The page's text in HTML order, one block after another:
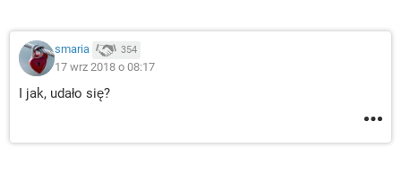
smaria 354
17 wrz 2018 o 08:17
I jak, udało się?